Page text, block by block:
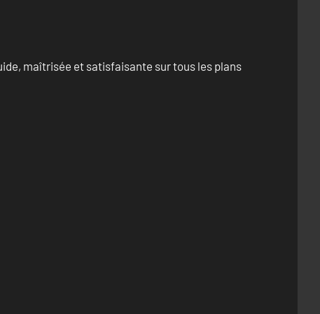
maîtrisée et satisfaisante sur tous les plans